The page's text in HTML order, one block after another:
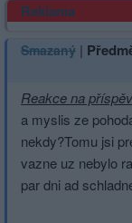
Reklama
Smazaný |
Reakce na
a myslis ze
nekdy?Tomu jsi
vazne uz nebylo
par dni ad